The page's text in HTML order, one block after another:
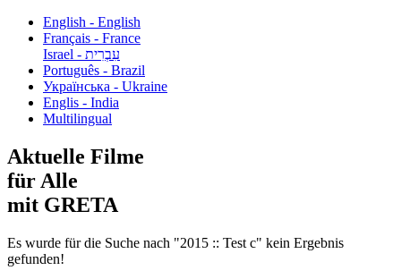
English - English
Français - France
עִבְרִית - Israel
Português - Brazil
Українська - Ukraine
Englis - India
Multilingual
Aktuelle Filme
für Alle
mit GRETA
Es wurde für die Suche nach "2015 :: Test c" kein Ergebnis
gefunden!